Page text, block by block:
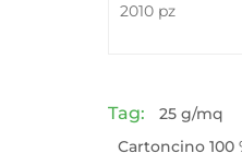
2010 pz
Tag:
25 g/mq
Cartoncino